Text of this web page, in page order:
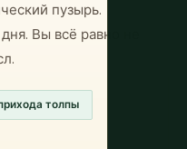
пузырь.
Вы всё равно не
толпы